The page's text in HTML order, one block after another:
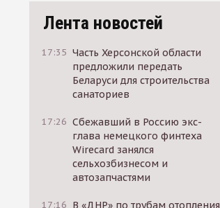
Лента новостей
17:35 Часть Херсонской области
предложили передать
Беларуси для строительства
санаториев
17:26 Сбежавший в Россию экс-
глава немецкого финтеха
Wirecard занялся
сельхозбизнесом и
автозапчастями
17:16 В «ДНР» по трубам отопления